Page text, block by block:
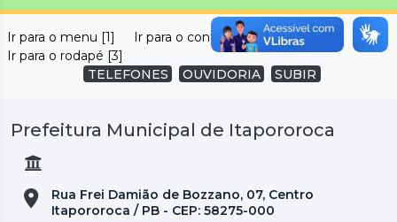
Ir para o menu [1]
Ir para o conteúdo [2]
Ir para o rodapé [3]
TELEFONES
OUVIDORIA SUBIR
Prefeitura Municipal de Itapororoca
Rua Frei Damião de Bozzano, 07, Centro
Itapororoca / PB - CEP: 58275-000